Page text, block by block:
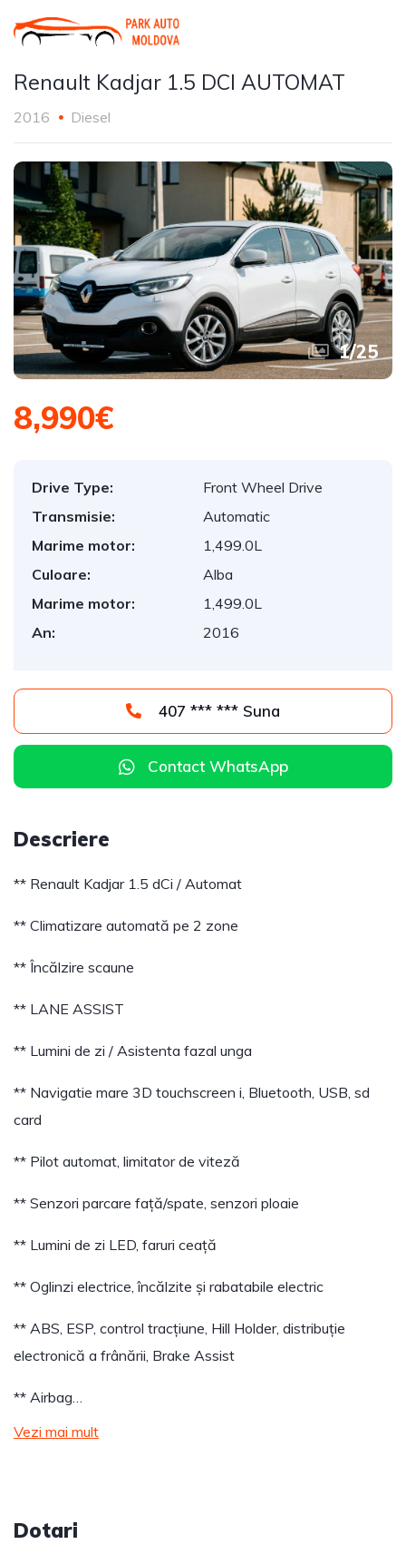
Renault Kadjar 1.5 DCI AUTOMAT
2016 Diesel
1/25
8,990€
Drive Type:
Front Wheel Drive
Transmisie:
Automatic
Marime motor:
1,499.0L
Culoare:
Alba
Marime motor:
1,499.0L
An:
2016
407 *** *** Suna
Contact WhatsApp
Descriere
** Renault Kadjar 1.5 dCi / Automat
** Climatizare automată pe 2 zone
** Încălzire scaune
** LANE ASSIST
** Lumini de zi / Asistenta fazal unga
** Navigatie mare 3D touchscreen i, Bluetooth, USB, sd
card
** Pilot automat, limitator de viteză
** Senzori parcare față/spate, senzori ploaie
** Lumini de zi LED, faruri ceață
** Oglinzi electrice, încălzite și rabatabile electric
** ABS, ESP, control tracțiune, Hill Holder, distribuție
electronică a frânării, Brake Assist
** Airbag…
Vezi mai mult
Dotari